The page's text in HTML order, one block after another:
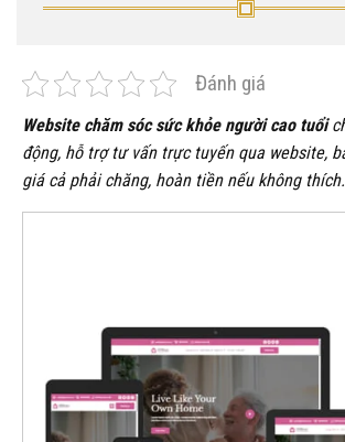
Đánh giá
Website chăm sóc sức khỏe người cao tuổi
động, hỗ trợ tư vấn trực tuyến qua website,
giá cả phải chăng, hoàn tiền nếu không thích.